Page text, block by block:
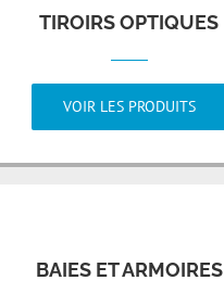
TIROIRS OPTIQUES
VOIR LES PRODUITS
BAIES ET ARMOIRES